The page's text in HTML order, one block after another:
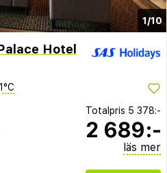
1/10
Hotel
1°C
Totalpris 5 378:-
2 689:-
läs mer